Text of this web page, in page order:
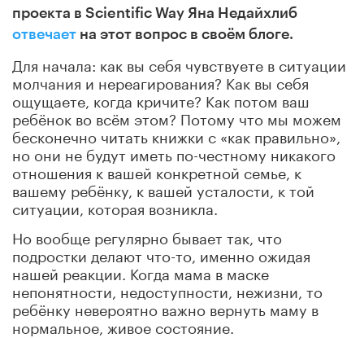
проекта в Scientific Way Яна Недайхлиб
отвечает на этот вопрос в своём блоге.
Для начала: как вы себя чувствуете в ситуации
молчания и нереагирования? Как вы себя
ощущаете, когда кричите? Как потом ваш
ребёнок во всём этом? Потому что мы можем
бесконечно читать книжки с «как правильно»,
но они не будут иметь по-честному никакого
отношения к вашей конкретной семье, к
вашему ребёнку, к вашей усталости, к той
ситуации, которая возникла.
Но вообще регулярно бывает так, что
подростки делают что-то, именно ожидая
нашей реакции. Когда мама в маске
непонятности, недоступности, нежизни, то
ребёнку невероятно важно вернуть маму в
нормальное, живое состояние.